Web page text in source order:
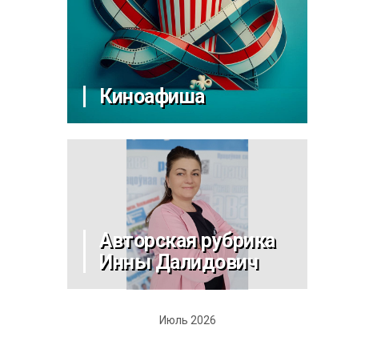
Киноафиша
Авторская рубрика
Инны Далидович
Июль 2026